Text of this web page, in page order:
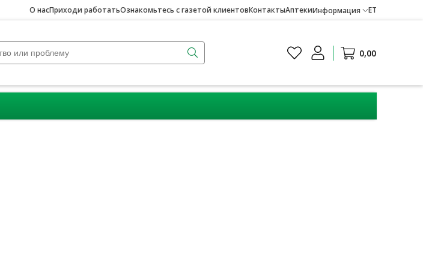
О насПриходи работатьОзнакомьтесь с газетой клиентовКонтактыАптекиИнформация ET
0,00